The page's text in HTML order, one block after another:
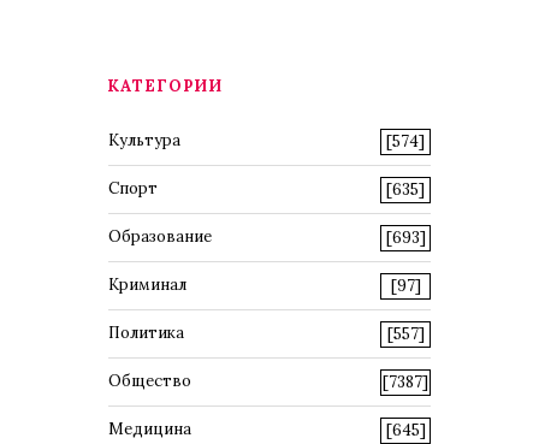
КАТЕГОРИИ
Культура [574]
Спорт [635]
Образование [693]
Криминал [97]
Политика [557]
Общество [7387]
Медицина [645]